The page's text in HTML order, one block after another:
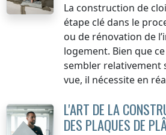
La construction de
étape clé dans le
ou de rénovation de
logement. Bien que
sembler relativement
vue, il nécessite en
L'ART DE LA
DES PLAQUES DE